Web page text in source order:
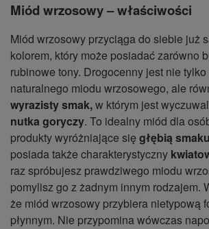
Miód wrzosowy – właściwości
Miód wrzosowy przyciąga do siebie już
kolorem, który może posiadać zarówno
rubinowe tony. Drogocenny jest nie
naturalnego miodu wrzosowego, ale
wyrazisty smak,w którym jest
nutka goryczy. To idealny miód dla
produkty wyróżniające się głębią
posiada także charakterystyczny
raz spróbujesz prawdziwego miodu
pomylisz go z żadnym innym rodzajem.
że miód wrzosowy przybiera nietypową
płynnym. Nie przypomina wówczas